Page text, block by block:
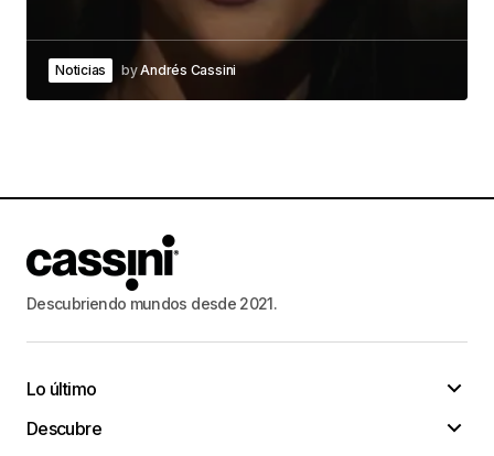
Noticias byAndrés Cassini
Descubriendo mundos desde 2021.
Lo último
Descubre